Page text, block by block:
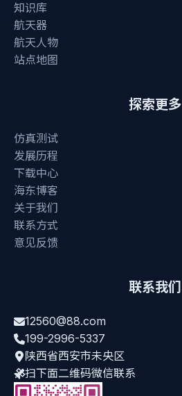
知识库
航天器
航天人物
站点地图
探索更多
仿真测试
发展历程
下载中心
海东博客
关于我们
联系方式
意见反馈
联系我们
12560@88.com
199-2996-5337
陕西省西安市未央区
扫下面二维码微信联系